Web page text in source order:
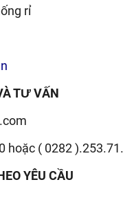
rỉ
TƯ VẤN
hoặc ( 0282
YÊU CẦU